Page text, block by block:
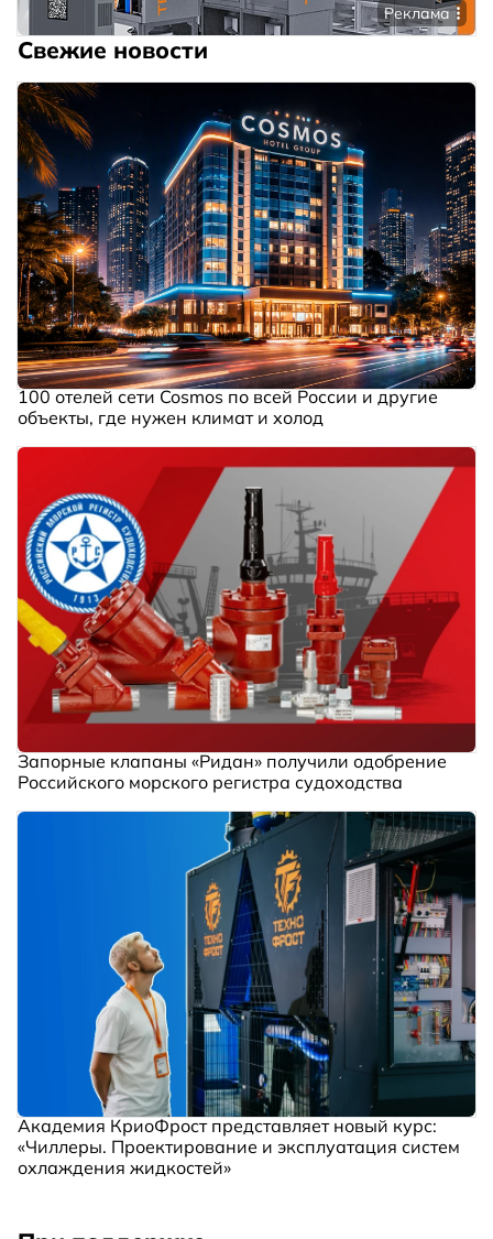
Реклама
Свежие новости
100 отелей сети Cosmos по всей России и другие
объекты, где нужен климат и холод
Запорные клапаны «Ридан» получили одобрение
Российского морского регистра судоходства
Академия КриоФрост представляет новый курс:
«Чиллеры. Проектирование и эксплуатация систем
охлаждения жидкостей»